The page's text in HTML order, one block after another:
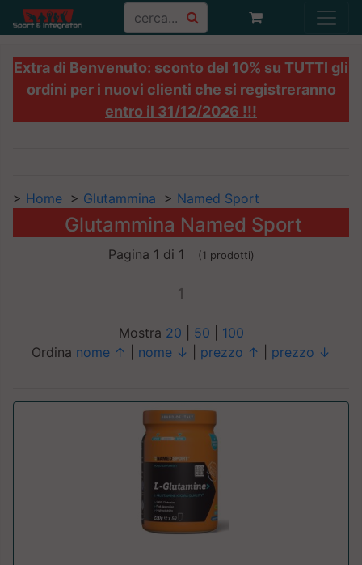
Extra di Benvenuto: sconto del 10% su TUTTI gli
ordini per i nuovi clienti che si registreranno
entro il 31/12/2026 !!!
> Home > Glutammina > Named Sport
Glutammina Named Sport
Pagina 1 di 1 (1 prodotti)
1
Mostra 20 50
100
Ordina nome ↑ nome ↓ prezzo ↑ prezzo ↓